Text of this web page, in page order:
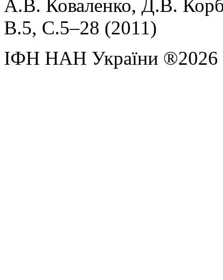
А.В. Коваленко, Д.В.
В.5, С.5–28 (2011)
ІФН НАН України ®2026